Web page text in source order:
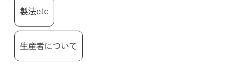
製法etc
生産者について